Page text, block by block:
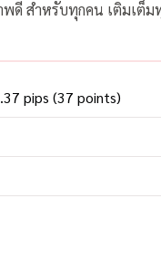
ดี สำหรับทุกคน เติมเต็ม
pips (37 points)